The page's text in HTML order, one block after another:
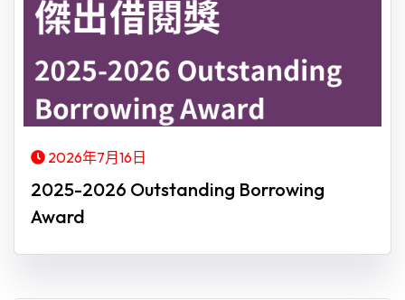
2026年7月16日
2025-2026 Outstanding Borrowing
Award